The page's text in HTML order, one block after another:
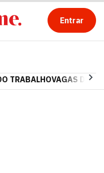
Entrar
TRABALHOVAGAS DE